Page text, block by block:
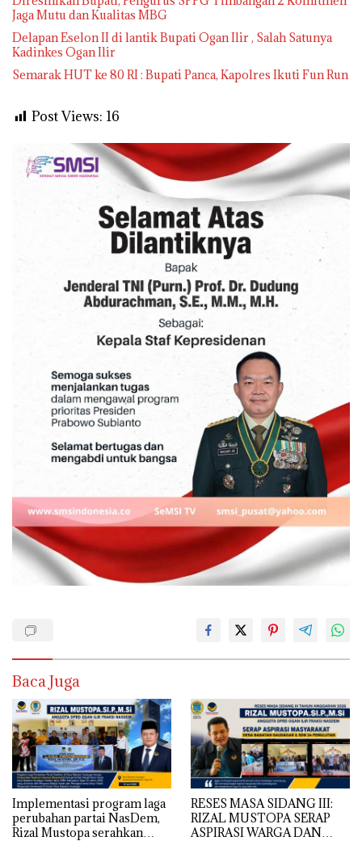
Jaga Mutu dan Kualitas MBG
Delapan Eselon II di lantik Bupati Ogan Ilir , Salah Satunya
Kadinkes Ogan Ilir
Semarak HUT ke 80 RI : Bupati Panca, Kapolres Ikuti Fun Run
Post Views: 16
Baca Juga
Implementasi program laga
perubahan partai NasDem,
Rizal Mustopa serahkan
RESES MASA SIDANG III:
RIZAL MUSTOPA SERAP
ASPIRASI WARGA DAN